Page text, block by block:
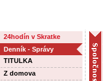
24hodín v Skratke
Denník - Správy
TITULKA
Z domova